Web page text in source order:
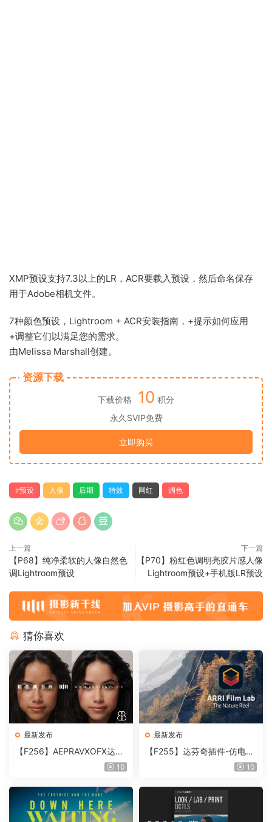
XMP预设支持7.3以上的LR，ACR要载入预设，然后命名保存
用于Adobe相机文件。
7种颜色预设，Lightroom + ACR安装指南，+提示如何应用
+调整它们以满足您的需求。
由Melissa Marshall创建。
资源下载
下载价格 10 积分
永久SVIP免费
立即购买
lr预设 人像 后期 特效 网红 调色
上一篇
【P68】纯净柔软的人像自然色
调Lightroom预设
下一篇
【P70】粉红色调明亮胶片感人像
Lightroom预设+手机版LR预设
猜你喜欢
最新发布
【F256】AEPRAVXOFX达芬
奇视频人像磨皮润肤美颜插件
10
最新发布
【F255】达芬奇插件-仿电影
胶片视频调色插件 ARRI Film
10